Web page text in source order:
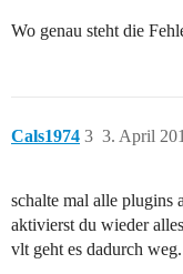
Wo genau steht die
Cals1974 3. April
3
schalte mal alle plugins
aktivierst du wieder
vlt geht es dadurch weg.